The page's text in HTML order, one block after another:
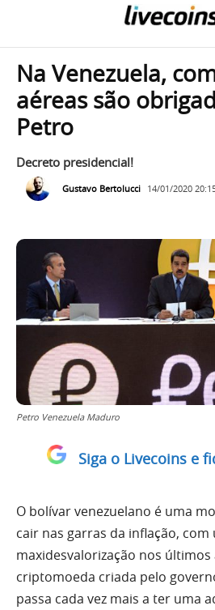
Na Venezuela,
aéreas são
Petro
Decreto presidencial!
Gustavo Bertolucci 14/01/2020
Petro Venezuela Maduro
Siga o Livecoins e
O bolívar venezuelano é uma
cair nas garras da inflação, com
maxidesvalorização nos últimos
criptomoeda criada pelo
passa cada vez mais a ter uma